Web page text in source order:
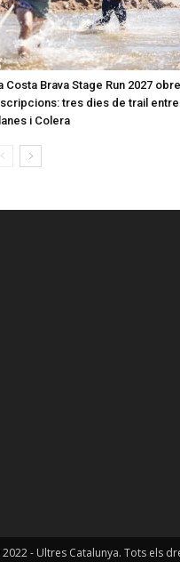
Costa Brava Stage Run 2027 obre
tres dies de trail entre
i Colera
- Ultres Catalunya. Tots els